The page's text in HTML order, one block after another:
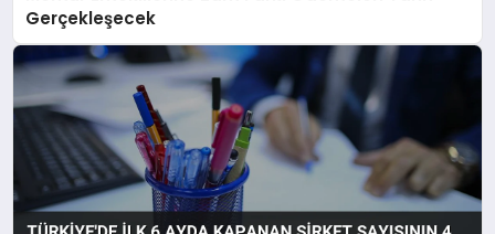
Gerçekleşecek